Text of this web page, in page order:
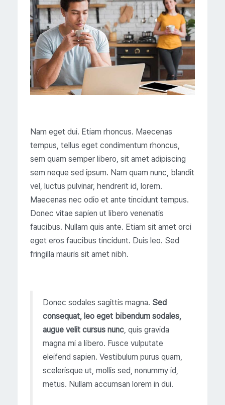
Nam eget dui. Etiam rhoncus. Maecenas
tempus, tellus eget condimentum rhoncus,
sem quam semper libero, sit amet adipiscing
sem neque sed ipsum. Nam quam nunc, blandit
vel, luctus pulvinar, hendrerit id, lorem.
Maecenas nec odio et ante tincidunt tempus.
Donec vitae sapien ut libero venenatis
faucibus. Nullam quis ante. Etiam sit amet orci
eget eros faucibus tincidunt. Duis leo. Sed
fringilla mauris sit amet nibh.
Donec sodales sagittis magna. Sed
consequat, leo eget bibendum sodales,
augue velit cursus nunc, quis gravida
magna mi a libero. Fusce vulputate
eleifend sapien. Vestibulum purus quam,
scelerisque ut, mollis sed, nonummy id,
metus. Nullam accumsan lorem in dui.